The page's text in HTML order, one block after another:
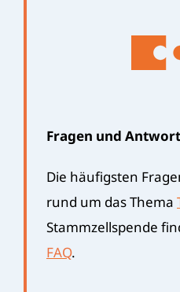
Fragen und
Die häufigsten
rund um das Thema
Stammzellspende
FAQ.